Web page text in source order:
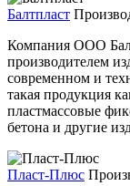
Балтпласт
Компания ООО
производителем
современном и
такая продукция
пластмассовые
бетона и другие
Пласт-Плюс